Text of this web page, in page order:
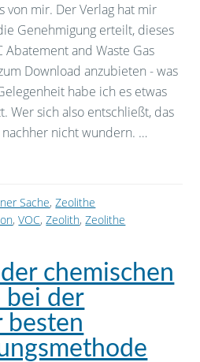
von mir. Der Verlag hat mir
Genehmigung erteilt, dieses
Abatement and Waste Gas
Download anzubieten - was
habe ich es etwas
Wer sich also entschließt, das
nachher nicht wundern. …
Sache,Zeolithe
,VOC,Zeolith,Zeolithe
chemischen
bei der
besten